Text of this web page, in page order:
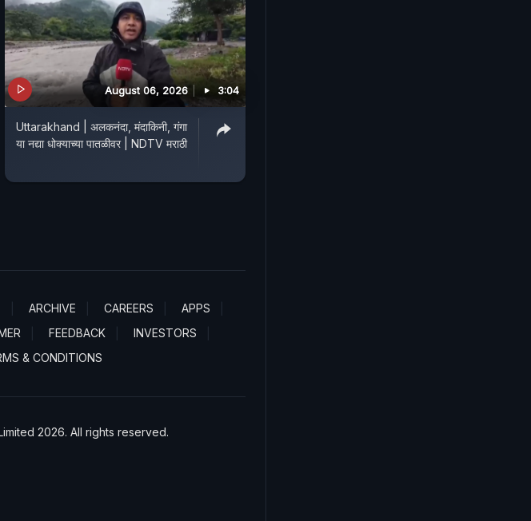
August 06, 2026 3:04
Uttarakhand | अलकनंदा, मंदाकिनी, गंगा
या नद्या धोक्याच्या पातळीवर | NDTV मराठी
ARCHIVE CAREERS
APPS
FEEDBACK
INVESTORS
& CONDITIONS
2026. All rights reserved.